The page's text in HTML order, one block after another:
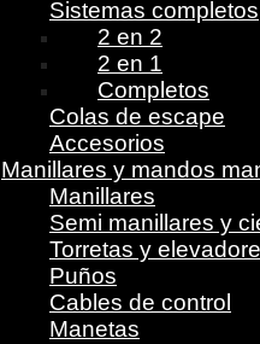
Sistemas completos
2 en 2
2 en 1
Completos
Colas de escape
Accesorios
Manillares y mandos
Manillares
Semi manillares y
Torretas y
Puños
Cables de control
Manetas